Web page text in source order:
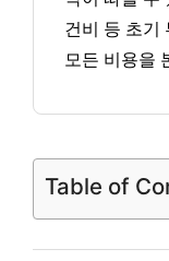
건비 등 초기
모든 비용을
Table of